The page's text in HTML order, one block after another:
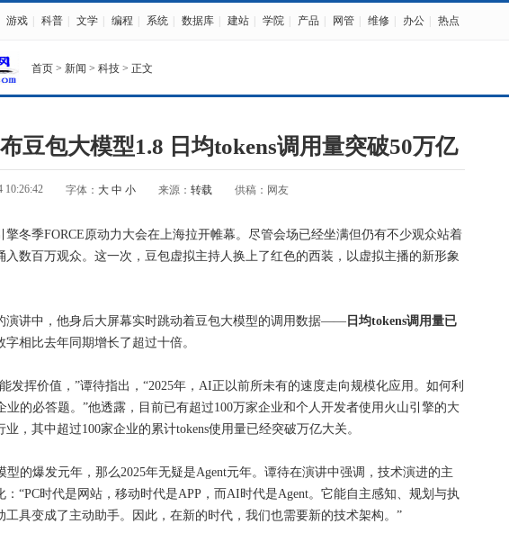
游戏 科普 文学 编程 系统 数据库 建站 学院 产品 网管 维修 办公 热点
首页 > 新闻 > 科技 > 正文
豆包大模型1.8 日均tokens调用量突破50万亿
10:26:42 字体： 大 中 小 来源： 转载 供稿：网友
擎冬季FORCE原动力大会在上海拉开帷幕。尽管会场已经坐满但仍有不少观众站着
入数百万观众。这一次，豆包虚拟主持人换上了红色的西装，以虚拟主播的新形象
演讲中，他身后大屏幕实时跳动着豆包大模型的调用数据—— 日均tokens调用量已
字相比去年同期增长了超过十倍。
发挥价值，”谭待指出，“2025年，AI正以前所未有的速度走向规模化应用。如何利
业的必答题。”他透露，目前已有超过100万家企业和个人开发者使用火山引擎的大
，其中超过100家企业的累计tokens使用量已经突破万亿大关。
型的爆发元年，那么2025年无疑是Agent元年。谭待在演讲中强调，技术演进的主
：“PC时代是网站，移动时代是APP，而AI时代是Agent。它能自主感知、规划与执
工具变成了主动助手。因此，在新的时代，我们也需要新的技术架构。”